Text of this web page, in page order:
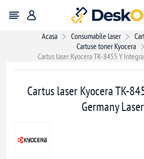
Acasa Consumabile laser
Cartuse toner Kyocera
Cartus laser Kyocera TK-8455 Y
Cartus laser Kyocera TK-
Germany Laser